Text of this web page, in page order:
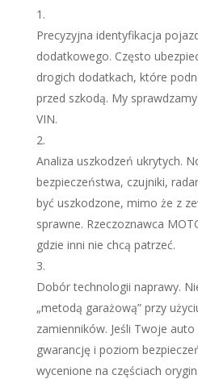
Precyzyjna identyfikacja
dodatkowego. Często
drogich dodatkach, które
przed szkodą. My
VIN.
Analiza uszkodzeń ukrytych.
bezpieczeństwa, czujniki,
być uszkodzone, mimo że z
sprawne. Rzeczoznawca
gdzie inni nie chcą patrzeć.
Dobór technologii naprawy.
„metodą garażową” przy
zamienników. Jeśli Twoje
gwarancję i poziom
wycenione na częściach